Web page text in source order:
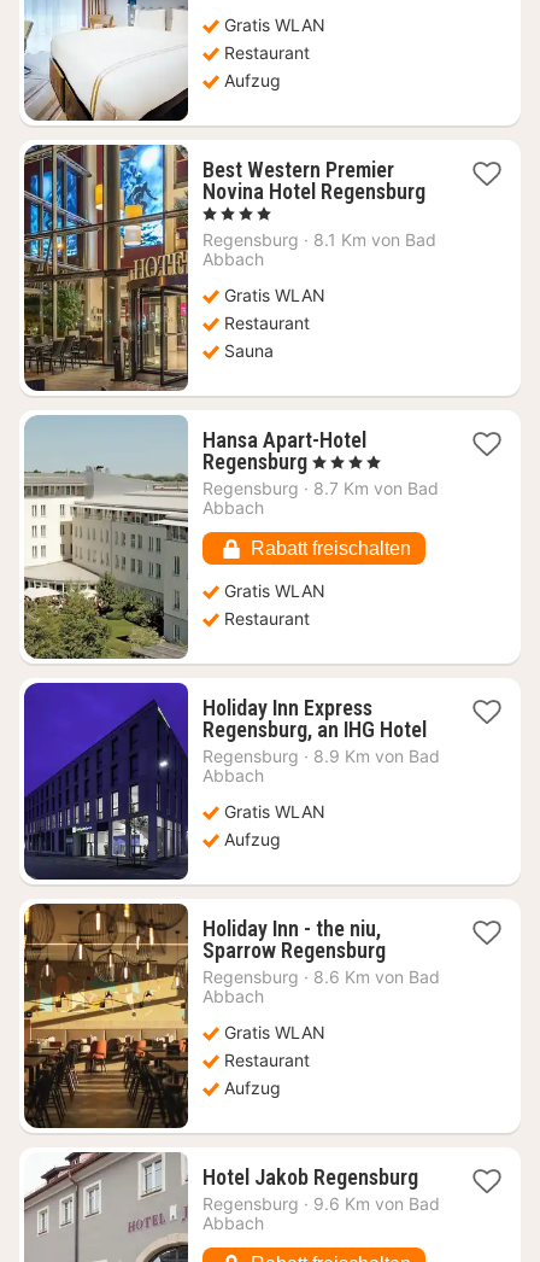
€
Gratis WLAN
Restaurant
Aufzug
Best Western Premier
Novina Hotel Regensburg
1
Nacht
ab
€
, 4 Sterne
Regensburg · 8.1 Km von Bad
Abbach
Gratis WLAN
Restaurant
Sauna
Hansa Apart-Hotel
Regensburg1
Nacht
€
, 4 Sterne
Regensburg · 8.7 Km von Bad
Abbach
Rabatt freischalten
Gratis WLAN
Restaurant
Holiday Inn Express
Regensburg, an IHG Hotel1
Nacht
Regensburg · 8.9 Km von Bad
Abbach
Gratis WLAN
Aufzug
Holiday Inn - the niu,
Sparrow Regensburg1
Nacht
Regensburg · 8.6 Km von Bad
Abbach
Gratis WLAN
Restaurant
Aufzug
Hotel Jakob Regensburg1
Nacht
Regensburg · 9.6 Km von Bad
Abbach